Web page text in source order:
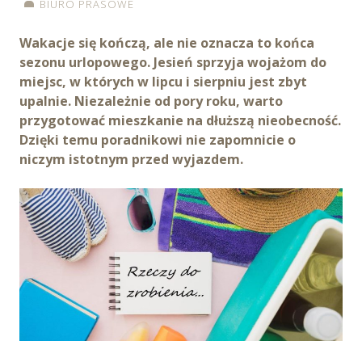
BIURO PRASOWE
Wakacje się kończą, ale nie oznacza to końca
sezonu urlopowego. Jesień sprzyja wojażom do
miejsc, w których w lipcu i sierpniu jest zbyt
upalnie. Niezależnie od pory roku, warto
przygotować mieszkanie na dłuższą nieobecność.
Dzięki temu poradnikowi nie zapomnicie o
niczym istotnym przed wyjazdem.